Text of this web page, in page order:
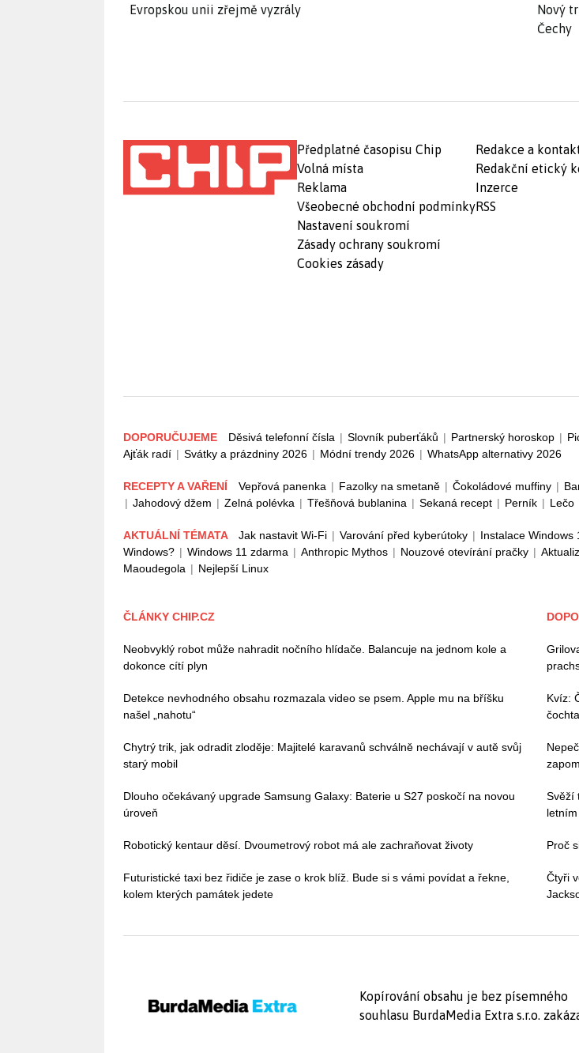
Evropskou unii zřejmě vyzrály
Nový
Čechy
Předplatné časopisu Chip
Volná místa
Reklama
Všeobecné obchodní podmínky
Nastavení soukromí
Zásady ochrany soukromí
Cookies zásady
Redakce a
Redakční etický
Inzerce
RSS
DOPORUČUJEME Děsivá telefonní čísla | Slovník puberťáků | Partnerský horoskop |
Ajťák radí | Svátky a prázdniny 2026 | Módní trendy 2026 | WhatsApp alternativy 2026
RECEPTY A VAŘENÍ Vepřová panenka | Fazolky na smetaně | Čokoládové muffiny |
| Jahodový džem | Zelná polévka | Třešňová bublanina | Sekaná recept | Perník | Lečo
AKTUÁLNÍ TÉMATA Jak nastavit Wi-Fi | Varování před kyberútoky | Instalace Windows
Windows? | Windows 11 zdarma | Anthropic Mythos | Nouzové otevírání pračky |
Maoudegola | Nejlepší Linux
ČLÁNKY CHIP.CZ
Neobvyklý robot může nahradit nočního hlídače. Balancuje na jednom kole a
dokonce cítí plyn
Detekce nevhodného obsahu rozmazala video se psem. Apple mu na bříšku
našel „nahotu“
Chytrý trik, jak odradit zloděje: Majitelé karavanů schválně nechávají v autě svůj
starý mobil
Dlouho očekávaný upgrade Samsung Galaxy: Baterie u S27 poskočí na novou
úroveň
Robotický kentaur děsí. Dvoumetrový robot má ale zachraňovat životy
Futuristické taxi bez řidiče je zase o krok blíž. Bude si s vámi povídat a řekne,
kolem kterých památek jedete
Kvíz:
Svěží
Proč
Čtyři
Kopírování obsahu je bez písemného
souhlasu BurdaMedia Extra s.r.o.